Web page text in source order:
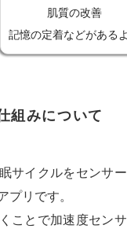
肌質の改善
記憶の定着などがある
組みについて
サイクルをセンサ
プリです。
ことで加速度セン